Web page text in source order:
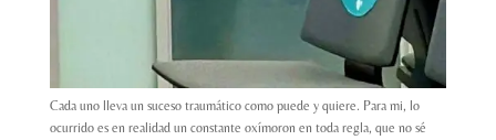
Cada uno lleva un suceso traumático como puede y quiere. Para mi, lo
ocurrido es en realidad un constante oxímoron en toda regla, que no sé